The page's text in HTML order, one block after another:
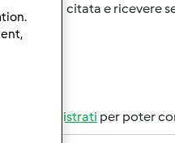
richiesta citata e ricevere
registrati per poter